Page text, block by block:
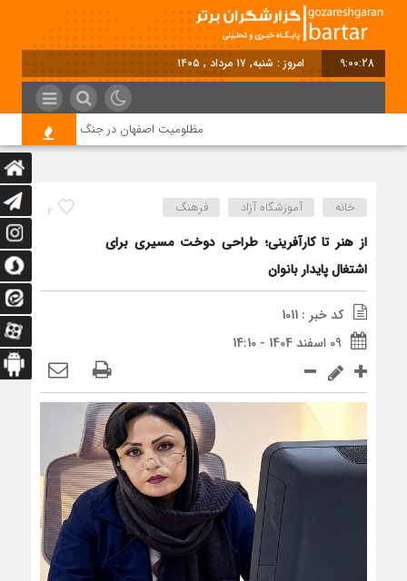
9:00:28 امروز : شنبه, ۱۷ مرداد , ۱۴۰۵
مظلومیت اصفهان در جنگ رمضان
2 خانه آموزشگاه آزاد فرهنگ
از هنر تا کارآفرینی؛ طراحی دوخت مسیری برای
اشتغال پایدار بانوان
کد خبر : 1011
09 اسفند 1404 - 14:10